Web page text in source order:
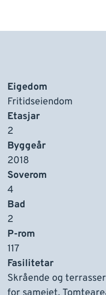
Eigedom
Fritidseiendom
Etasjar
2
Byggeår
2018
Soverom
4
Bad
2
P-rom
117
Fasilitetar
Skrående og